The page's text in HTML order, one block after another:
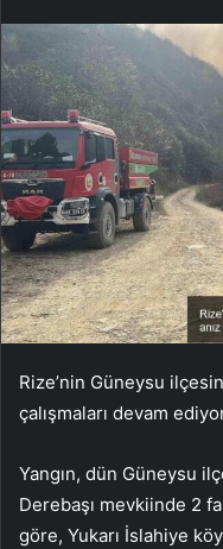
Rize’nin Güneysu
çalışmaları devam
Yangın, dün Güneysu
Derebaşı mevkiinde 2
göre, Yukarı İslahiye